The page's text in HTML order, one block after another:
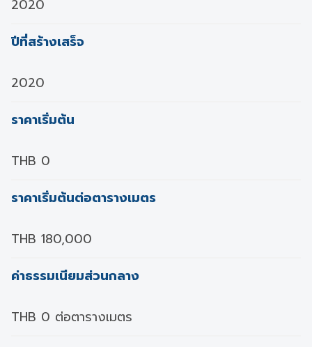
2020
ปีที่สร้างเสร็จ
2020
ราคาเริ่มต้น
THB 0
ราคาเริ่มต้นต่อตารางเมตร
THB 180,000
ค่าธรรมเนียมส่วนกลาง
THB 0 ต่อตารางเมตร